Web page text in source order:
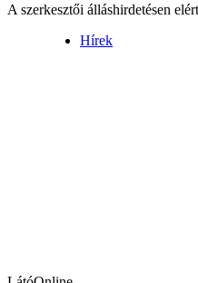
A szerkesztői álláshirdetésen
Hírek